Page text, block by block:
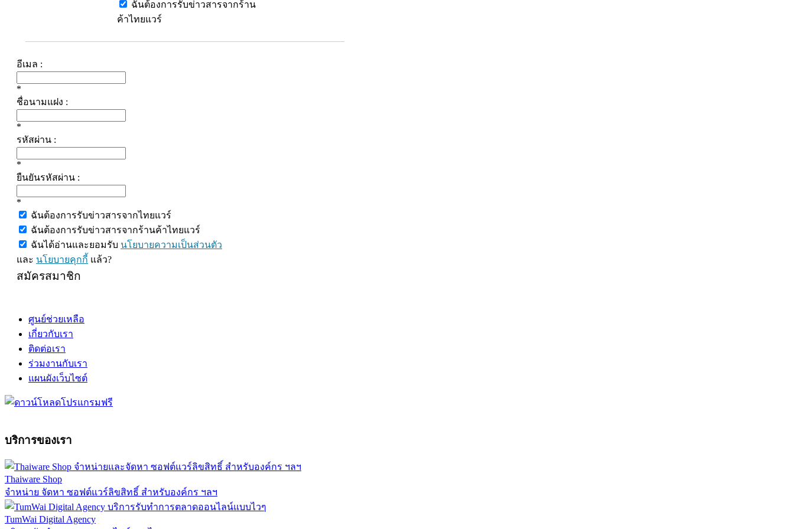
ฉันต้องการรับข่าวสารจากร้าน
ค้าไทยแวร์
อีเมล :
*
ชื่อนามแฝง :
*
รหัสผ่าน :
*
ยืนยันรหัสผ่าน :
*
ฉันต้องการรับข่าวสารจากไทยแวร์
ฉันต้องการรับข่าวสารจากร้านค้าไทยแวร์
ฉันได้อ่านและยอมรับ นโยบายความเป็นส่วนตัว
และ นโยบายคุกกี้ แล้ว?
สมัครสมาชิก
ศูนย์ช่วยเหลือ
เกี่ยวกับเรา
ติดต่อเรา
ร่วมงานกับเรา
แผนผังเว็บไซต์
บริการของเรา
Thaiware Shop
จำหน่าย จัดหา ซอฟต์แวร์ลิขสิทธิ์ สำหรับองค์กร ฯลฯ
TumWai Digital Agency